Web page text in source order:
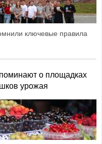
ключевые правила
о площадках
урожая